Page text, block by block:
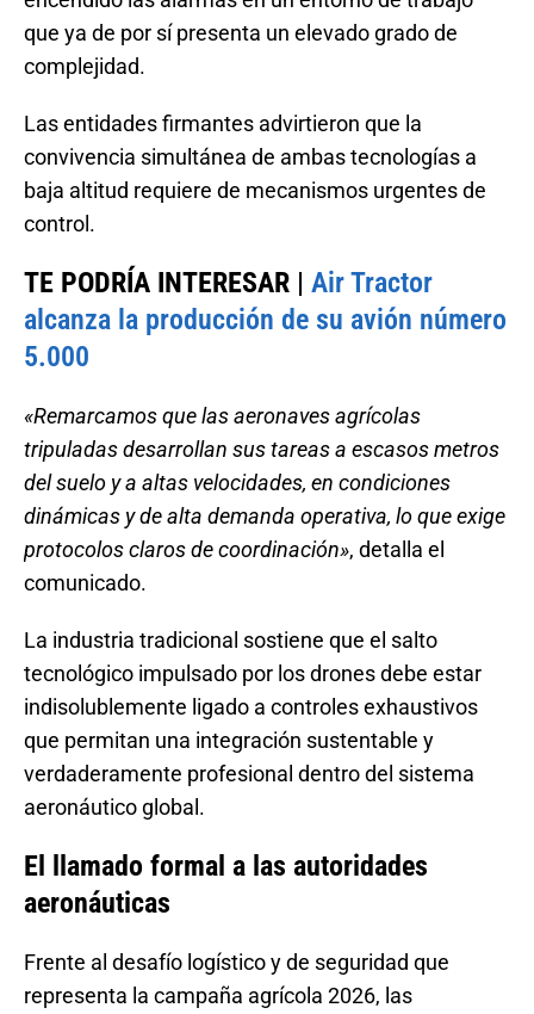
que ya de por sí presenta un elevado grado de
complejidad.
Las entidades firmantes advirtieron que la
convivencia simultánea de ambas tecnologías a
baja altitud requiere de mecanismos urgentes de
control.
TE PODRÍA INTERESAR | Air Tractor
alcanza la producción de su avión número
5.000
«Remarcamos que las aeronaves agrícolas
tripuladas desarrollan sus tareas a escasos metros
del suelo y a altas velocidades, en condiciones
dinámicas y de alta demanda operativa, lo que exige
protocolos claros de coordinación», detalla el
comunicado.
La industria tradicional sostiene que el salto
tecnológico impulsado por los drones debe estar
indisolublemente ligado a controles exhaustivos
que permitan una integración sustentable y
verdaderamente profesional dentro del sistema
aeronáutico global.
El llamado formal a las autoridades
aeronáuticas
Frente al desafío logístico y de seguridad que
representa la campaña agrícola 2026, las